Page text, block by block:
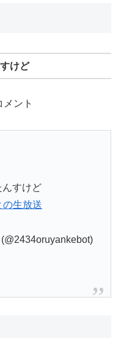
けど
ント
んすけど
の生放送